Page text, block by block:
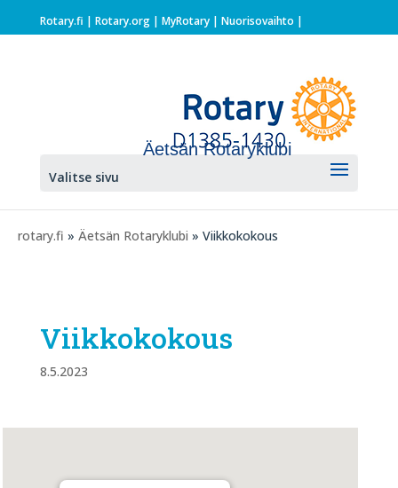
Rotary.fi | Rotary.org| MyRotary | Nuorisovaihto |
Äetsän Rotaryklubi
Valitse sivu
rotary.fi » Äetsän Rotaryklubi » Viikkokokous
Viikkokokous
8.5.2023